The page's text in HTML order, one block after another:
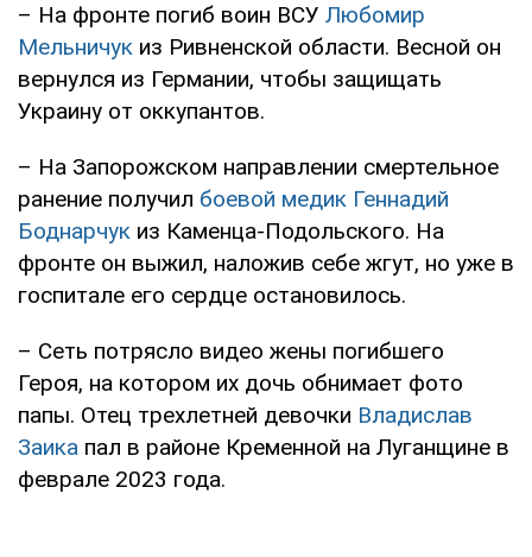
– На фронте погиб воин ВСУ Любомир
Мельничук из Ривненской области. Весной он
вернулся из Германии, чтобы защищать
Украину от оккупантов.
– На Запорожском направлении смертельное
ранение получил боевой медик Геннадий
Боднарчук из Каменца-Подольского. На
фронте он выжил, наложив себе жгут, но уже в
госпитале его сердце остановилось.
– Сеть потрясло видео жены погибшего
Героя, на котором их дочь обнимает фото
папы. Отец трехлетней девочки Владислав
Заика пал в районе Кременной на Луганщине в
феврале 2023 года.